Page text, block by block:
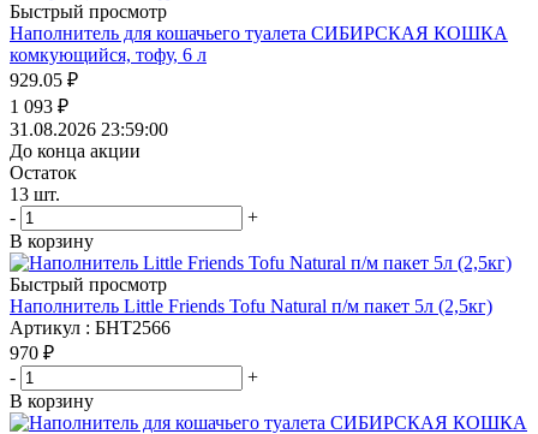
Быстрый просмотр
Наполнитель для кошачьего туалета СИБИРСКАЯ КОШКА
комкующийся, тофу, 6 л
929.05 ₽
1 093 ₽
31.08.2026 23:59:00
До конца акции
Остаток
13 шт.
-
+
В корзину
Быстрый просмотр
Наполнитель Little Friends Tofu Natural п/м пакет 5л (2,5кг)
Артикул : БНТ2566
970 ₽
-
+
В корзину